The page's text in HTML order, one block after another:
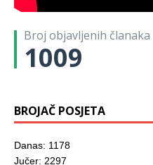
Broj objavljenih članaka
1009
BROJAČ POSJETA
Danas: 1178
Jučer: 2297